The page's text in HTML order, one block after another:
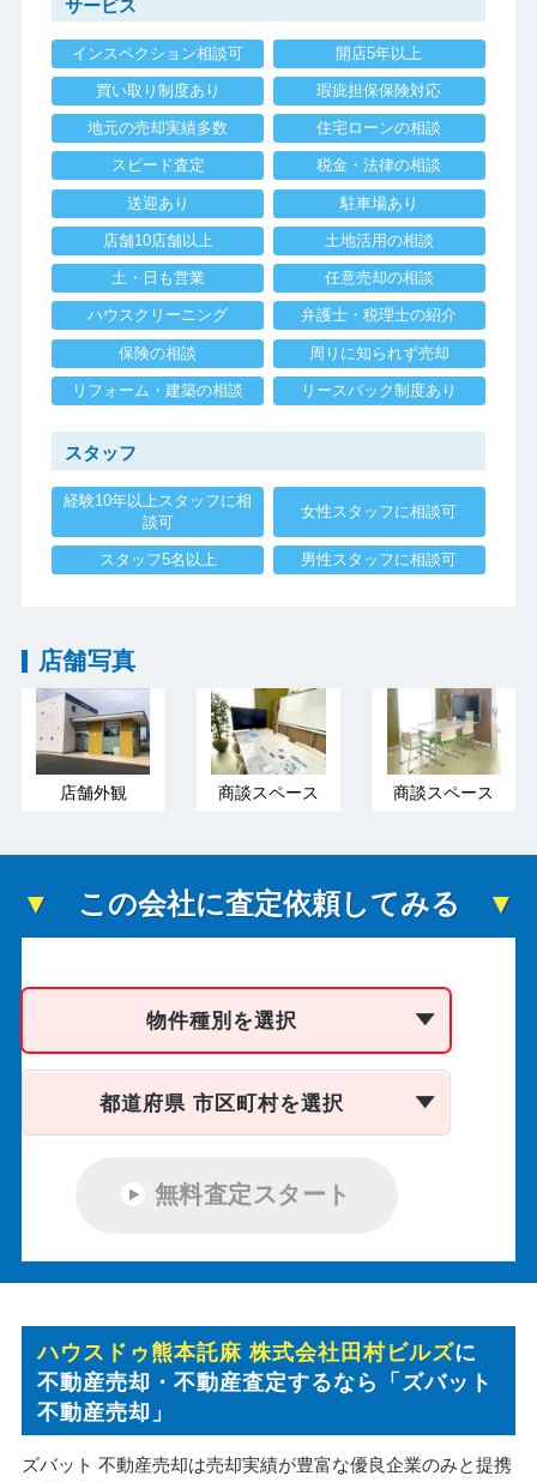
サービス
インスペクション相談可 開店5年以上
買い取り制度あり 瑕疵担保保険対応
地元の売却実績多数 住宅ローンの相談
スピード査定 税金・法律の相談
送迎あり 駐車場あり
店舗10店舗以上 土地活用の相談
土・日も営業 任意売却の相談
ハウスクリーニング 弁護士・税理士の紹介
保険の相談 周りに知られず売却
リフォーム・建築の相談 リースバック制度あり
スタッフ
経験10年以上スタッフに相
談可
女性スタッフに相談可
スタッフ5名以上 男性スタッフに相談可
店舗写真
店舗外観 商談スペース 商談スペース
この会社に査定依頼してみる
物件種別を選択
都道府県 市区町村を選択
無料査定スタート
ハウスドゥ熊本託麻 株式会社田村ビルズに
不動産売却・不動産査定するなら「ズバット
不動産売却」
ズバット 不動産売却は売却実績が豊富な優良企業のみと提携